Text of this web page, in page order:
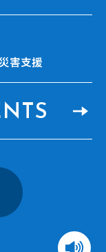
災害支援